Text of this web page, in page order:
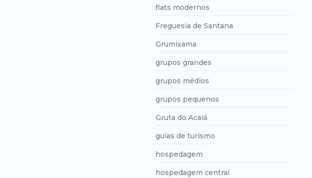
flats modernos
Freguesia de Santana
Grumixama
grupos grandes
grupos médios
grupos pequenos
Gruta do Acaiá
guias de turismo
hospedagem
hospedagem central